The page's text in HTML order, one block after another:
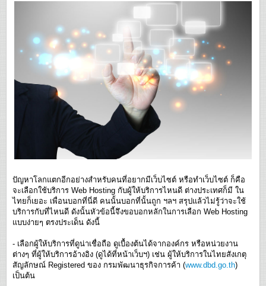
ปัญหาโลกแตกอีกอย่างสำหรับคนที่อยากมีเว็บไซต์ หรือทำเว็บไซต์ ก็คือ
จะเลือกใช้บริการ Web Hosting กับผู้ให้บริการไหนดี ต่างประเทศก็มี ใน
ไทยก็เยอะ เพื่อนบอกที่นี่ดี คนนั้นบอกที่นั้นถูก ฯลฯ สรุปแล้วไม่รู้ว่าจะใช้
บริการกับที่ไหนดี ดังนั้นหัวข้อนี้จึงขอบอกหลักในการเลือก Web Hosting
แบบง่ายๆ ตรงประเด็น ดังนี้
- เลือกผู้ให้บริการที่ดูน่าเชื่อถือ ดูเบื้องต้นได้จากองค์กร หรือหน่วยงาน
ต่างๆ ที่ผู้ให้บริการอ้างอิง (ดูได้ที่หน้าเว็บฯ) เช่น ผู้ให้บริการในไทยสังเกตุ
สัญลักษณ์ Registered ของ กรมพัฒนาธุรกิจการค้า (www.dbd.go.th)
เป็นต้น